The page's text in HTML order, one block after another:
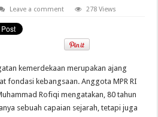
Leave a comment 278 Views
kemerdekaan merupakan ajang
fondasi kebangsaan. Anggota MPR RI
Rofiqi mengatakan, 80 tahun
sebuah capaian sejarah, tetapi juga